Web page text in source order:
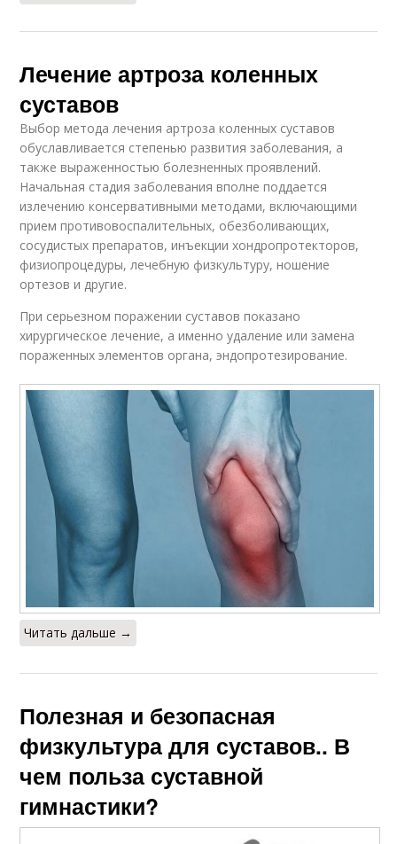
Лечение артроза коленных
суставов
Выбор метода лечения артроза коленных суставов
обуславливается степенью развития заболевания, а
также выраженностью болезненных проявлений.
Начальная стадия заболевания вполне поддается
излечению консервативными методами, включающими
прием противовоспалительных, обезболивающих,
сосудистых препаратов, инъекции хондропротекторов,
физиопроцедуры, лечебную физкультуру, ношение
ортезов и другие.
При серьезном поражении суставов показано
хирургическое лечение, а именно удаление или замена
пораженных элементов органа, эндопротезирование.
Читать дальше →
Полезная и безопасная
физкультура для суставов.. В
чем польза суставной
гимнастики?